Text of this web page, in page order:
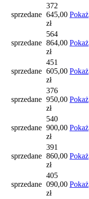
sprzedane
372
645,00
zł
Pokaż
sprzedane
564
864,00
zł
Pokaż
sprzedane
451
605,00
zł
Pokaż
sprzedane
376
950,00
zł
Pokaż
sprzedane
540
900,00
zł
Pokaż
sprzedane
391
860,00
zł
Pokaż
sprzedane
405
090,00
zł
Pokaż